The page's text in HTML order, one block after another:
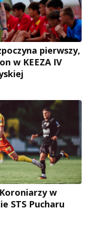
pierwszy,
w KEEZA IV
w
STS Pucharu